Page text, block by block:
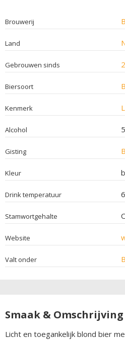
Brouwerij
Land
Gebrouwen sinds
Biersoort
Kenmerk
Alcohol
Gisting
Kleur
Drink temperatuur
Stamwortgehalte
Website
Valt onder
Smaak & Omschrijving
Licht en toegankelijk blond bier